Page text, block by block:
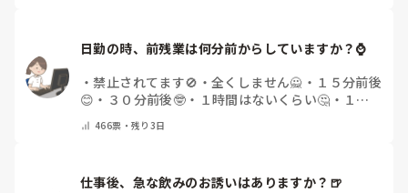
日勤の時、前残業は何分前からしていますか？⌚
・禁止されてます🚫 ・ 全くしません🙅 ・ １５分前後
😊 ・ ３０分前後🤓 ・ １時間はないくらい🤔 ・ １時
間以上…😨
466票・残り3日
仕事後、急な飲みのお誘いはありますか？🍺